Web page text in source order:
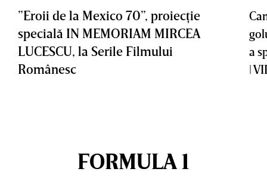
”Eroii de la Mexico 70”, proiecţie
specială IN MEMORIAM MIRCEA
LUCESCU, la Serile Filmului
Românesc
a
|
FORMULA 1